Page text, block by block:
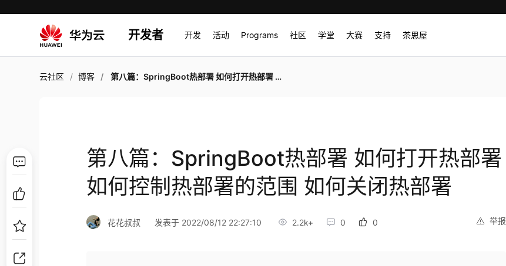
开发者 开发 活动 Programs 社区 学堂 大赛 支持 茶思屋
云社区 博客 第八篇：SpringBoot热部署 如何打开热部署 如何控制热部署的范围 如何关闭热部署
第八篇：SpringBoot热部署 如何打开热部署
如何控制热部署的范围 如何关闭热部署
举报
花花叔叔 发表于 2022/08/12 22:27:10 2.2k+ 0 0